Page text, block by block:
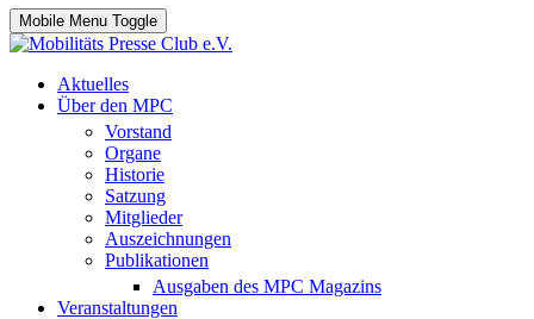
Mobile Menu Toggle
Aktuelles
Über den MPC
Vorstand
Organe
Historie
Satzung
Mitglieder
Auszeichnungen
Publikationen
Ausgaben des MPC Magazins
Veranstaltungen